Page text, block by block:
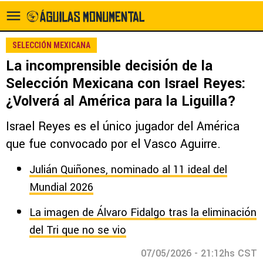
SELECCIÓN MEXICANA
La incomprensible decisión de la
Selección Mexicana con Israel Reyes:
¿Volverá al América para la Liguilla?
Israel Reyes es el único jugador del América
que fue convocado por el Vasco Aguirre.
Julián Quiñones, nominado al 11 ideal del
Mundial 2026
La imagen de Álvaro Fidalgo tras la eliminación
del Tri que no se vio
07/05/2026 - 21:12hs CST